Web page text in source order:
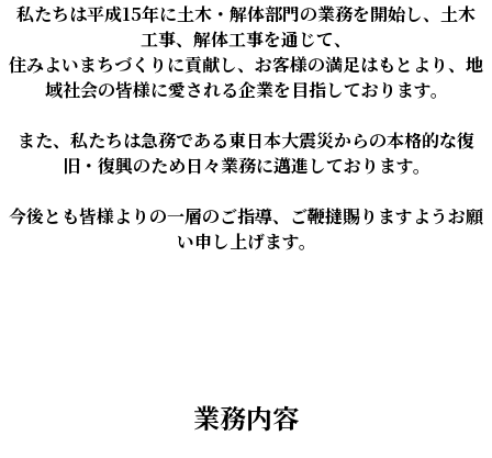
私たちは平成15年に土木・解体部門の業務を開始し、土木
工事、解体工事を通じて、
住みよいまちづくりに貢献し、お客様の満足はもとより、地
域社会の皆様に愛される企業を目指しております。
また、私たちは急務である東日本大震災からの本格的な復
旧・復興のため日々業務に邁進しております。
今後とも皆様よりの一層のご指導、ご鞭撻賜りますようお願
い申し上げます。
業務内容